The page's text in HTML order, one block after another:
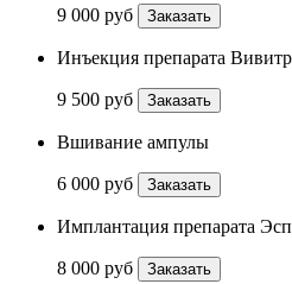
9 000 руб Заказать
Инъекция препарата
9 500 руб Заказать
Вшивание ампулы
6 000 руб Заказать
Имплантация препарата
8 000 руб Заказать